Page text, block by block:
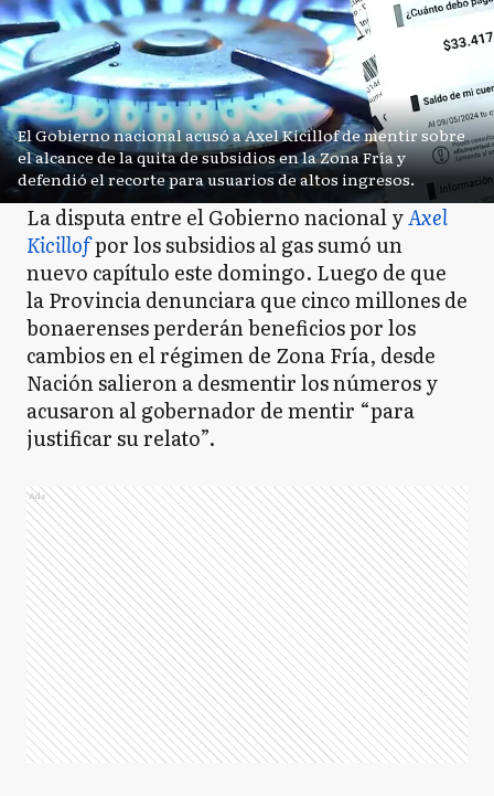
El Gobierno nacional acusó a Axel Kicillof de mentir sobre
el alcance de la quita de subsidios en la Zona Fría y
defendió el recorte para usuarios de altos ingresos.
La disputa entre el Gobierno nacional yAxel
Kicillofpor los subsidios al gas sumó un
nuevo capítulo este domingo. Luego de que
la Provincia denunciara que cinco millones de
bonaerenses perderán beneficios por los
cambios en el régimen de Zona Fría, desde
Nación salieron a desmentir los números y
acusaron al gobernador de mentir “para
justificar su relato”.
Ads